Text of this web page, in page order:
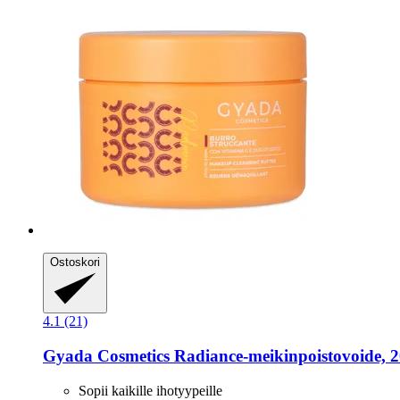
Ostoskori
4.1 (21)
Gyada Cosmetics Radiance-​meikinpoistovoide,
Sopii kaikille ihotyypeille